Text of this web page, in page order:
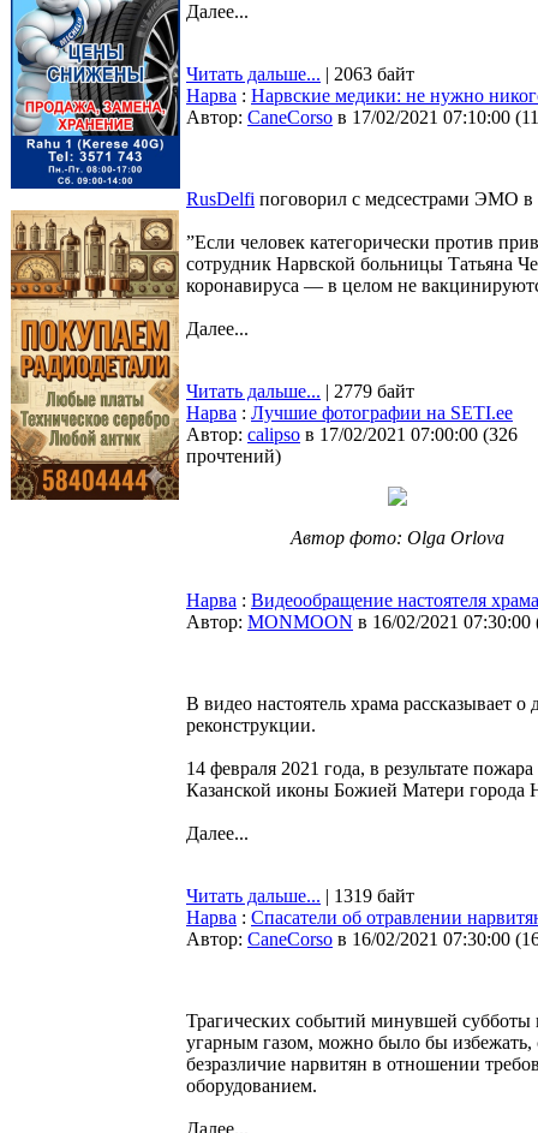
Далее...
Читать дальше... | 2063 байт
Нарва : Нарвские медики: не нужно
Автор: CaneCorso в 17/02/2021 07:10:00 (
RusDelfi поговорил с медсестрами ЭМО
”Если человек категорически против
сотрудник Нарвской больницы Татьяна
коронавируса — в целом не
Далее...
Читать дальше... | 2779 байт
Нарва : Лучшие фотографии на SETI.ee
Автор: calipso в 17/02/2021 07:00:00 (326
прочтений)
Автор фото: Olga Orlova
Нарва : Видеообращение настоятеля
Автор: MONMOON в 16/02/2021 07:30:00
В видео настоятель храма рассказывает
реконструкции.
14 февраля 2021 года, в результате
Казанской иконы Божией Матери города
Далее...
Читать дальше... | 1319 байт
Нарва : Спасатели об отравлении
Автор: CaneCorso в 16/02/2021 07:30:00 (
Трагических событий минувшей субботы
угарным газом, можно было бы
безразличие нарвитян в отношении
оборудованием.
Далее...